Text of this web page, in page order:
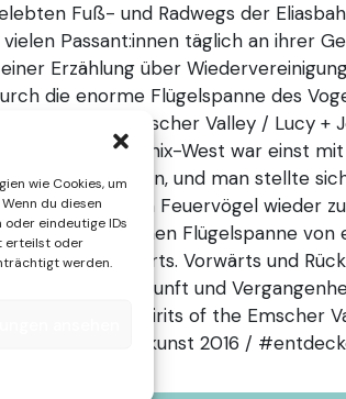
wie Cookies, um
du diesen
oder eindeutige IDs
erteilst oder
werden.
Fuß- und Radwegs der
Passant:innen täglich an ihrer
Erzählung über
die enorme Flügelspanne des
„Spirits of the Emscher Valley / Lucy +
woman”; „Phoenix-West war einst
verbunden, und man stellte
die beiden Feuervögel wieder
seiner enormen Flügelspanne von
und vorwärts. Vorwärts und
und Zukunft. Zukunft und
von Spirits of the Emscher
/ #emscherkunst 2016 /